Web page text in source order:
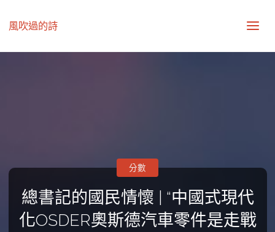
風吹過的詩
總書記的國民情懷 | “中國式現代
化OSDER奧斯德汽車零件是走戰
分數